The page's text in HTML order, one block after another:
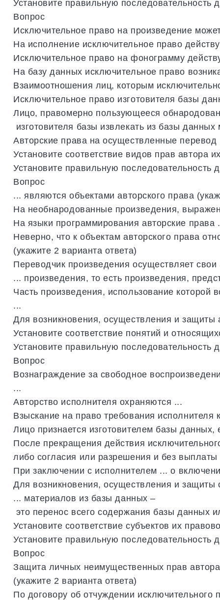
Установите правильную последовательность
Вопрос
Исключительное право на произведение
На исполнение исключительное право
Исключительное право на фонограмму
На базу данных исключительное право
Взаимоотношения лиц, которым
Исключительное право изготовителя базы
Лицо, правомерно пользующееся
изготовителя базы извлекать из базы данных
Авторские права на осуществленные перевод
Установите соответствие видов прав автора
Установите правильную последовательность
Вопрос
... являются объектами авторского права (
На необнародованные произведения,
На языки программирования авторские права
Неверно, что к объектам авторского права
(укажите 2 варианта ответа)
Переводчик произведения осуществляет свои
... произведения, то есть произведения,
Часть произведения, использование которой
...
Для возникновения,осуществления и защиты
Установите соответствие понятий и
Установите правильную последовательность
Вопрос
Вознаграждение за свободное
...
Авторство исполнителя охраняются ...
Взыскание на право требования исполнителя
Лицо признается изготовителем базы данных,
После прекращения действия
либо согласия или разрешения и без выплаты
При заключении с исполнителем ...о
Для возникновения,осуществления и защиты
... материалов из базы данных –
это перенос всего содержания базы данных
Установите соответствие субъектов их
Установите правильную последовательность
Вопрос
Защита личных неимущественных прав автора
(укажите 2 варианта ответа)
По договору об отчуждении исключительного